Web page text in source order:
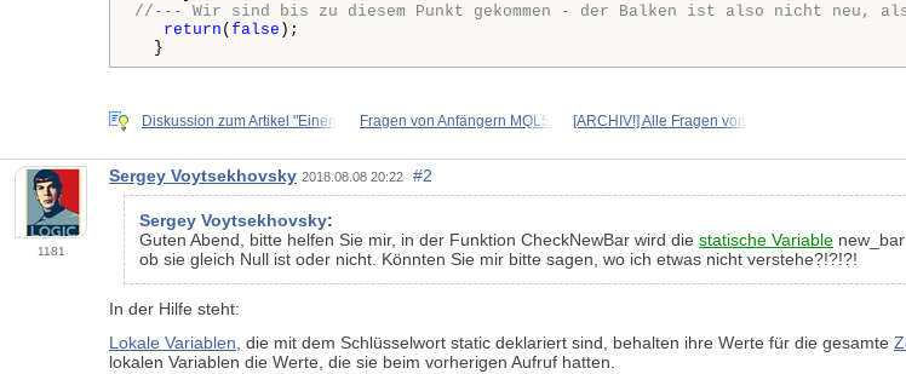
//--- Wir sind bis zu diesem Punkt gekommen - der Balken ist also nicht neu,
return ( false );
}
Diskussion zum Artikel "Einen Fragen von Anfängern MQL5 [ARCHIV!] Alle Fragen von
1181
Sergey Voytsekhovsky 2018.08.08 20:22 #2
Sergey Voytsekhovsky:
Guten Abend, bitte helfen Sie mir, in der Funktion CheckNewBar wird die statische Variable
ob sie gleich Null ist oder nicht. Könnten Sie mir bitte sagen, wo ich etwas nicht verstehe?!?!?!
In der Hilfe steht:
Lokale Variablen , die mit dem Schlüsselwort static deklariert sind, behalten ihre Werte für die gesamte
lokalen Variablen die Werte, die sie beim vorherigen Aufruf hatten.